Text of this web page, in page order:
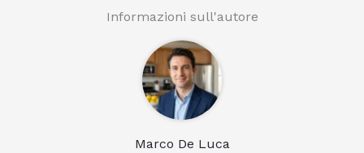
Informazioni sull'autore
Marco De Luca